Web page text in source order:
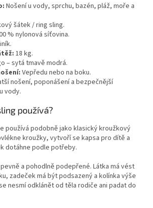
Nošení u vody, sprchu, bazén, pláž, moře a
šátek / ring sling.
% nylonová síťovina.
18 kg.
– sytá tmavě modrá.
Vepředu nebo na boku.
nošení, poponášení a bezpečnější
vody.
používá?
používá podobně jako klasický kroužkový
kroužky, vytvoří se kapsa pro dítě a
dotáhne podle potřeby.
a pohodlně podepřené. Látka má vést
zadeček má být podsazený a kolínka výše
nesmí odklánět od těla rodiče ani padat do